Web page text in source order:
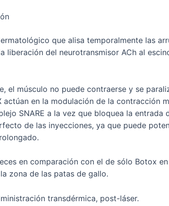
que alisa temporalmente las
del neurotransmisor ACh al
el músculo no puede contraerse y se
en la modulación de la contracción
SNARE a la vez que bloquea la
de las inyecciones, ya que puede
en comparación con el de sólo Botox
zona de las patas de gallo.
transdérmica, post-láser.